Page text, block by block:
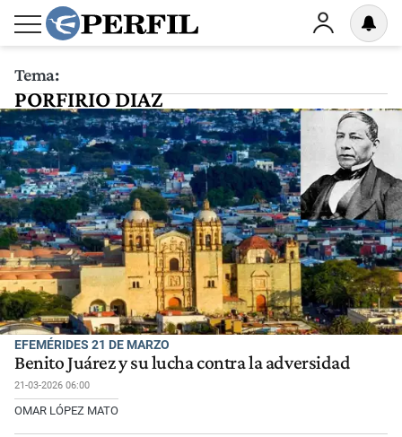
Tema:
PORFIRIO DIAZ
EFEMÉRIDES 21 DE MARZO
Benito Juárez y su lucha contra la adversidad
21-03-2026 06:00
OMAR LÓPEZ MATO